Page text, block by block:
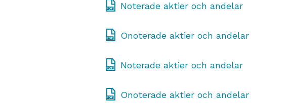
Noterade aktier och andelar
Onoterade aktier och andelar
Noterade aktier och andelar
Onoterade aktier och andelar